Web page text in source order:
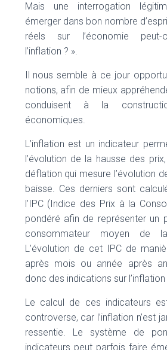
Mais une interrogation
émerger dans bon nombre
réels sur l’économie
l’inflation ? ».
Il nous semble à ce jour
notions, afin de mieux
conduisent à la
économiques.
L’inflation est un indicateur
l’évolution de la hausse des
déflation qui mesure l’évolution
baisse. Ces derniers sont
l’IPC (Indice des Prix à la
pondéré afin de représenter un
consommateur moyen de
L’évolution de cet IPC de
après mois ou année après
donc des indications sur
Le calcul de ces indicateurs
controverse, car l’inflation n’est
ressentie. Le système de
indicateurs peut parfois faire